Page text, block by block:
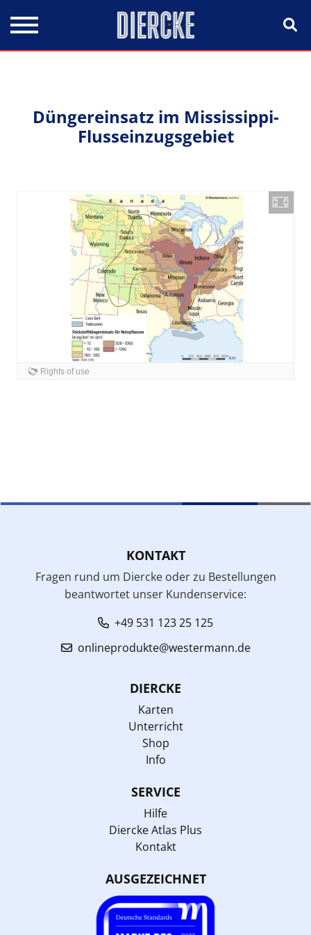
Düngereinsatz im Mississippi-
Flusseinzugsgebiet
KONTAKT
Fragen rund um Diercke oder zu Bestellungen
beantwortet unser Kundenservice:
+49 531 123 25 125
onlineprodukte@westermann.de
DIERCKE
Karten
Unterricht
Shop
Info
SERVICE
Hilfe
Diercke Atlas Plus
Kontakt
AUSGEZEICHNET